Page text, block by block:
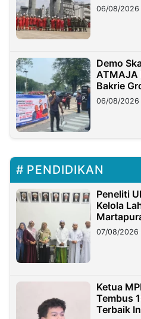
06/08/2026
Demo
ATMAJA
Bakrie
06/08/2026
PENDIDIKAN
Peneliti
Kelola
07/08/2026
Ketua
Tembus
Terbaik